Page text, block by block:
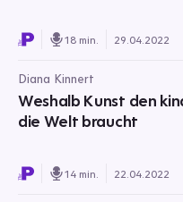
18 min. 29.04.2022
Diana Kinnert
Weshalb Kunst den
die Welt braucht
14 min. 22.04.2022